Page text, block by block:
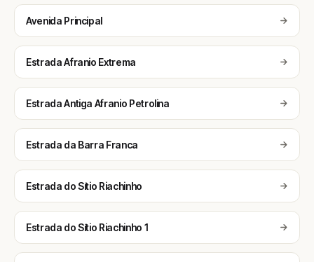
Avenida Principal
Estrada Afranio Extrema
Estrada Antiga Afranio Petrolina
Estrada da Barra Franca
Estrada do Sítio Riachinho
Estrada do Sítio Riachinho 1